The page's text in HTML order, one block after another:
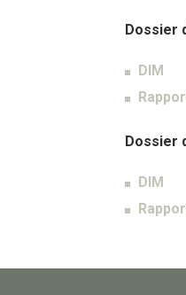
Dossier
DIM
Dossier
DIM